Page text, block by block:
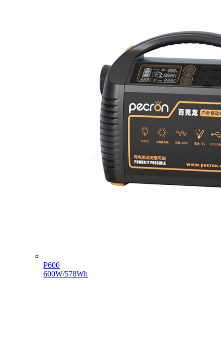
P600
600W/578Wh